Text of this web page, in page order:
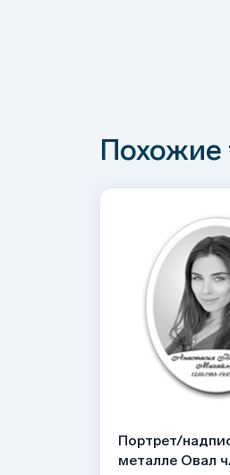
Похожие
Портрет/
металле Овал